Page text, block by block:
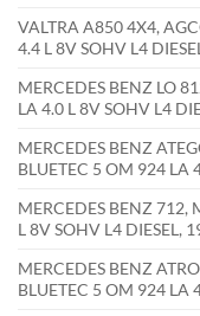
VALTRA A850 4X4,
4.4 L 8V SOHV L4
MERCEDES BENZ LO
LA 4.0 L 8V SOHV L4
MERCEDES BENZ
BLUETEC 5 OM 924 LA
MERCEDES BENZ 712,
L 8V SOHV L4 DIESEL,
MERCEDES BENZ
BLUETEC 5 OM 924 LA